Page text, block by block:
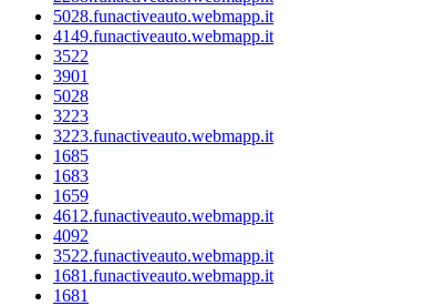
5028.funactiveauto.webmapp.it
4149.funactiveauto.webmapp.it
3522
3901
5028
3223
3223.funactiveauto.webmapp.it
1685
1683
1659
4612.funactiveauto.webmapp.it
4092
3522.funactiveauto.webmapp.it
1681.funactiveauto.webmapp.it
1681